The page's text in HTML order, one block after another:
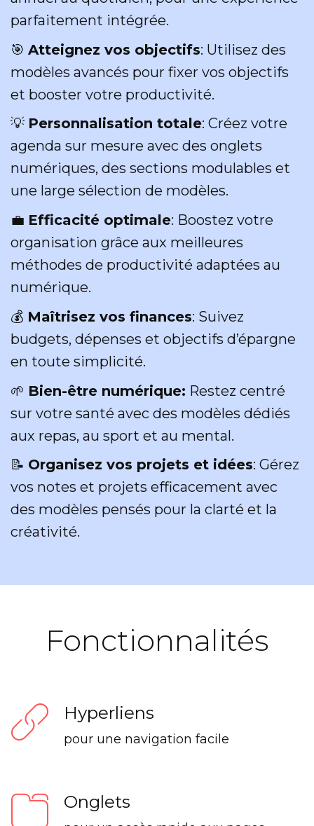
parfaitement intégrée.
🎯 Atteignez vos objectifs: Utilisez des
modèles avancés pour fixer vos objectifs
et booster votre productivité.
💡 Personnalisation totale: Créez votre
agenda sur mesure avec des onglets
numériques, des sections modulables et
une large sélection de modèles.
💼 Efficacité optimale: Boostez votre
organisation grâce aux meilleures
méthodes de productivité adaptées au
numérique.
💰 Maîtrisez vos finances: Suivez
budgets, dépenses et objectifs d’épargne
en toute simplicité.
🌱 Bien-être numérique: Restez centré
sur votre santé avec des modèles dédiés
aux repas, au sport et au mental.
📝 Organisez vos projets et idées: Gérez
vos notes et projets efficacement avec
des modèles pensés pour la clarté et la
créativité.
Fonctionnalités
Hyperliens
pour une navigation facile
Onglets